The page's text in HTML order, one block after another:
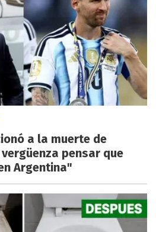
a la muerte de
pensar que
Argentina"